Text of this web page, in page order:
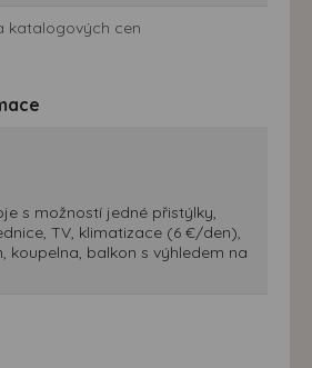
katalogových cen
s možností jedné přistýlky,
TV, klimatizace (6 €/den),
koupelna, balkon s výhledem na